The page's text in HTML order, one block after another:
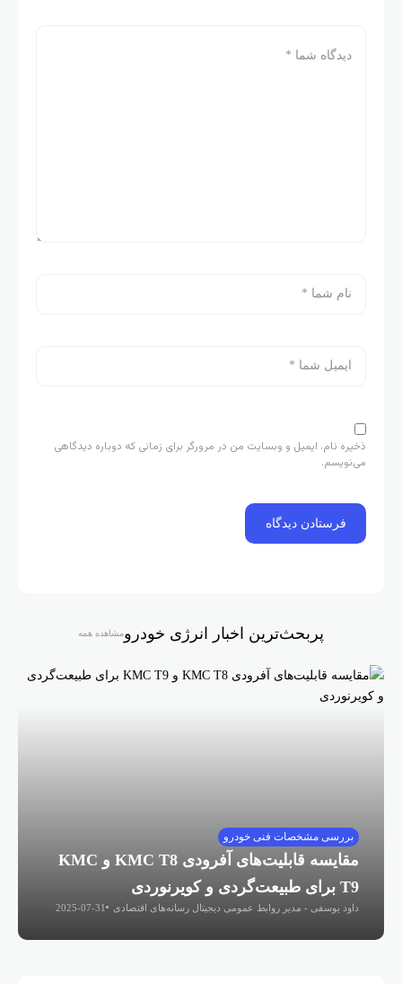
ذخیره نام، ایمیل و وبسایت من در مرورگر برای زمانی که دوباره دیدگاهی
می‌نویسم.
پربحث‌ترین اخبار انرژی خودرومشاهده همه
بررسی مشخصات فنی خودرو
مقایسه قابلیت‌های آفرودی KMC T8 و KMC
T9 برای طبیعت‌گردی و کویرنوردی
داود یوسفی - مدیر روابط عمومی دیجیتال رسانه‌های اقتصادی 2025-07-31